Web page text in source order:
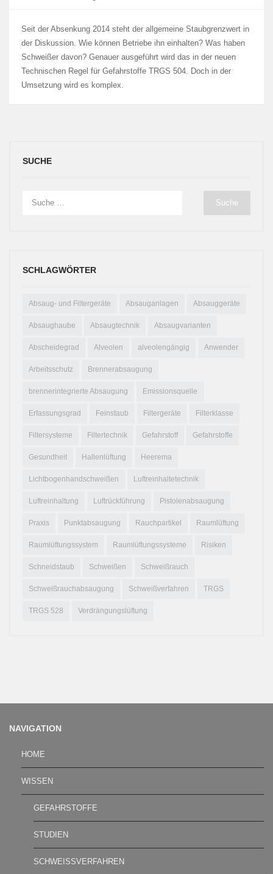
Seit der Absenkung 2014 steht der allgemeine Staubgrenzwert in
der Diskussion. Wie können Betriebe ihn einhalten? Was haben
Schweißer davon? Genauer ausgeführt wird das in der neuen
Technischen Regel für Gefahrstoffe TRGS 504. Doch in der
Umsetzung wird es komplex.
SUCHE
SCHLAGWÖRTER
Absaug- und Filtergeräte Absauganlagen Absauggeräte
Absaughaube Absaugtechnik Absaugvarianten
Abscheidegrad Alveolen alveolengängig Anwender
Arbeitsschutz Brennerabsaugung
brennerintegrierte Absaugung Emissionsquelle
Erfassungsgrad Feinstaub Filtergeräte Filterklasse
Filtersysteme Filtertechnik Gefahrstoff Gefahrstoffe
Gesundheit Hallenlüftung Heerema
Lichtbogenhandschweißen Luftreinhaltetechnik
Luftreinhaltung Luftrückführung Pistolenabsaugung
Praxis Punktabsaugung Rauchpartikel Raumlüftung
Raumlüftungssystem Raumlüftungssysteme Risiken
Schneidstaub Schweißen Schweißrauch
Schweißrauchabsaugung Schweißverfahren TRGS
TRGS 528 Verdrängungslüftung
NAVIGATION
HOME
WISSEN
GEFAHRSTOFFE
STUDIEN
SCHWEISSVERFAHREN